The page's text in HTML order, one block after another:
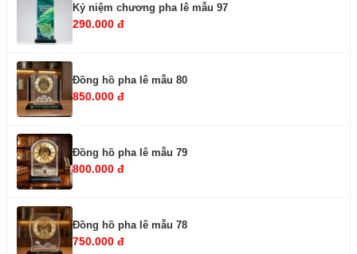
Kỷ niệm chương pha lê mẫu 97
290.000 đ
Đồng hồ pha lê mẫu 80
850.000 đ
Đồng hồ pha lê mẫu 79
800.000 đ
Đồng hồ pha lê mẫu 78
750.000 đ